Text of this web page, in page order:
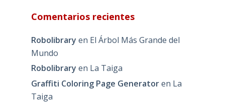
Comentarios recientes
Robolibrary en El Árbol Más Grande del
Mundo
Robolibrary en La Taiga
Graffiti Coloring Page Generatoren La
Taiga